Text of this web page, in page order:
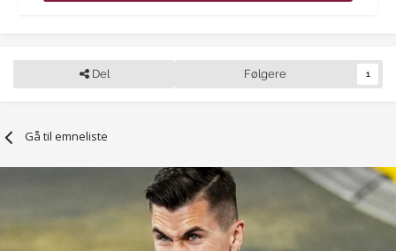
Del Følgere 1
Gå til emneliste